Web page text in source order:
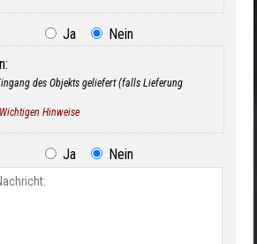
Ja
Nein
des Objekts geliefert (falls Lieferung
Hinweise
Ja Nein